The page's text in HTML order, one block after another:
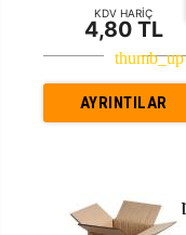
KDV HARİÇ
4,80 TL
AYRINTILAR